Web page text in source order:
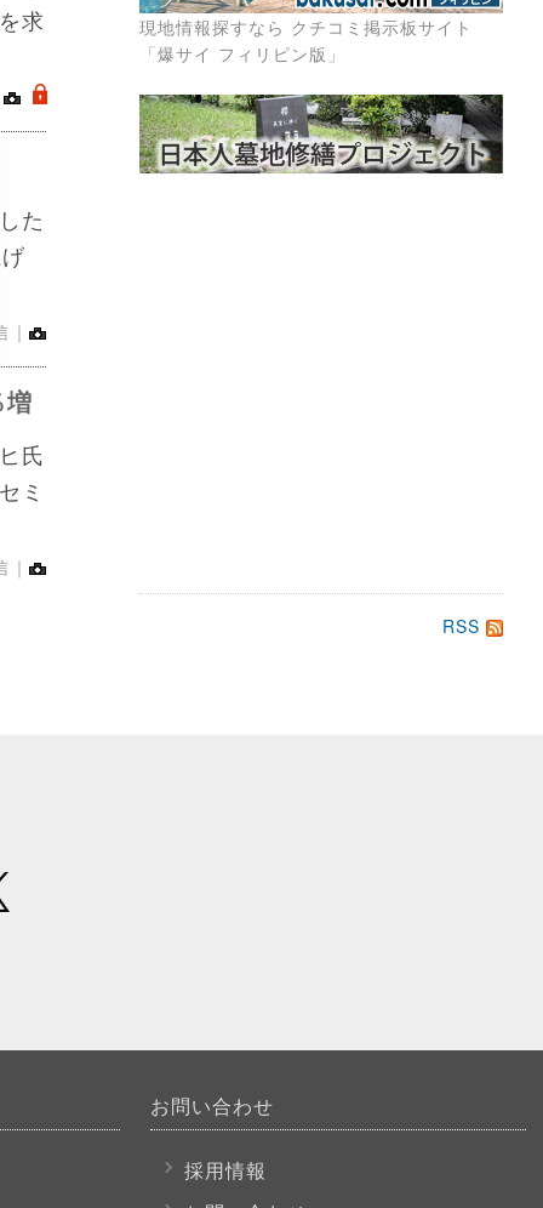
求
.
た
氏
ミ
現地情報探すなら クチコミ掲示板サイト
「爆サイ フィリピン版」
RSS
お問い合わせ
採用情報